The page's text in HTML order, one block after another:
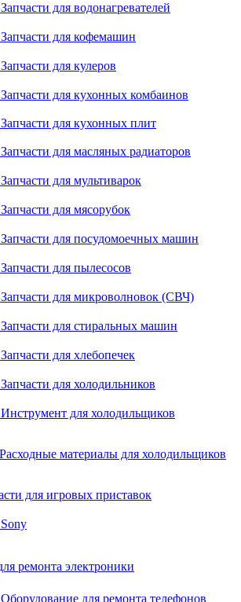
Запчасти для водонагревателей
Запчасти для кофемашин
Запчасти для кулеров
Запчасти для кухонных комбаинов
Запчасти для кухонных плит
Запчасти для масляных радиаторов
Запчасти для мультиварок
Запчасти для мясорубок
Запчасти для посудомоечных машин
Запчасти для пылесосов
Запчасти для микроволновок (СВЧ)
Запчасти для стиральных машин
Запчасти для хлебопечек
Запчасти для холодильников
Инструмент для холодильщиков